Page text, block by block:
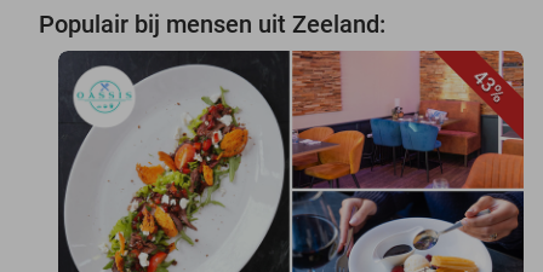
Populair bij mensen uit Zeeland:
43%